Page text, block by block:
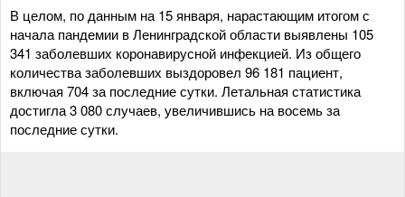
В целом, по данным на 15 января, нарастающим итогом с
начала пандемии в Ленинградской области выявлены 105
341 заболевших коронавирусной инфекцией. Из общего
количества заболевших выздоровел 96 181 пациент,
включая 704 за последние сутки. Летальная статистика
достигла 3 080 случаев, увеличившись на восемь за
последние сутки.